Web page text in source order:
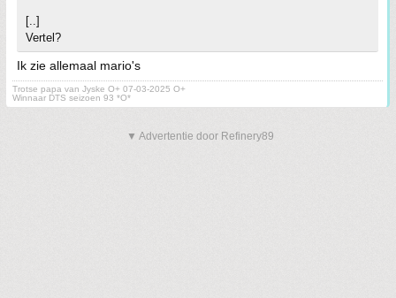
[..]
Vertel?
Ik zie allemaal mario's
Trotse papa van Jyske O+ 07-03-2025 O+
Winnaar DTS seizoen 93 *O*
▼ Advertentie door Refinery89